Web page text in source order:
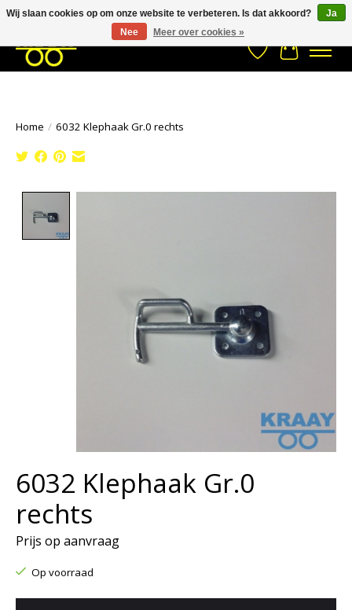
033- 2470 538 info@kraaybv.com Stuur een Whatsapp bericht
Verlanglijst
Home / 6032 Klephaak Gr.0 rechts
6032 Klephaak Gr.0
rechts
Prijs op aanvraag
Op voorraad
Wij slaan cookies op om onze website te verbeteren. Is dat akkoord?
Ja
Nee
Meer over cookies »